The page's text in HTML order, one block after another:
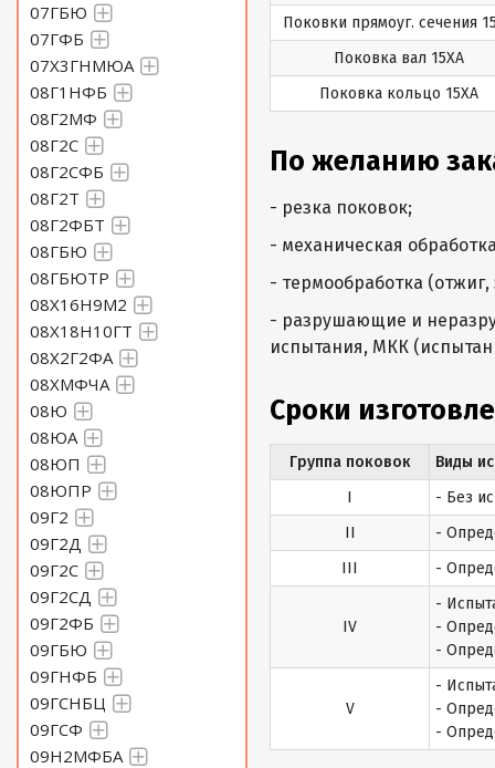
07ГБЮ
07ГФБ
07Х3ГНМЮА
08Г1НФБ
08Г2МФ
08Г2С
08Г2СФБ
08Г2Т
08Г2ФБТ
08ГБЮ
08ГБЮТР
08Х16Н9М2
08Х18Н10ГТ
08Х2Г2ФА
08ХМФЧА
08Ю
08ЮА
08ЮП
08ЮПР
09Г2
09Г2Д
09Г2С
09Г2СД
09Г2ФБ
09ГБЮ
09ГНФБ
09ГСНБЦ
09ГСФ
09Н2МФБА
Поковки прямоуг. сечения
Поковка вал 15ХА
Поковка кольцо 15ХА
По желанию
- резка поковок;
- механическая
- термообработка
- разрушающие и
испытания, МКК
Сроки
Группа поковок
Виды
I
- Без
II
-
III
-
IV
-
-
-
V
-
-
-